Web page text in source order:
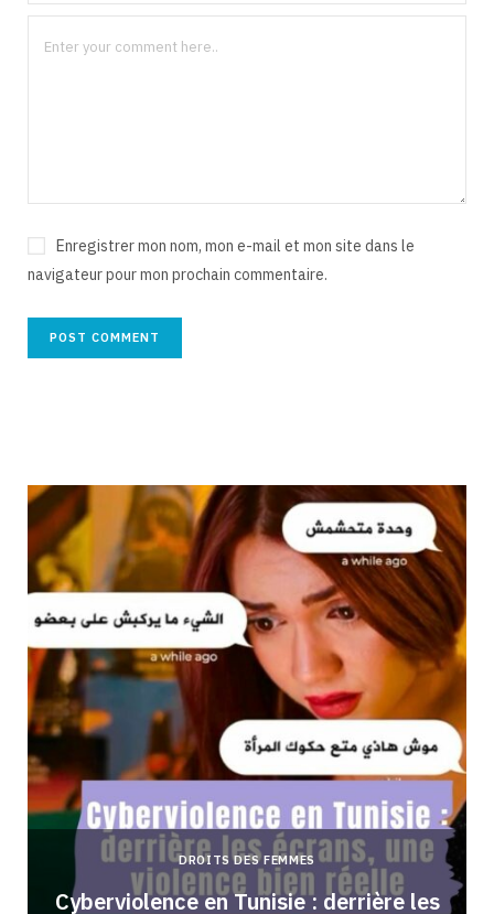
Enregistrer mon nom, mon e-mail et mon site dans le
navigateur pour mon prochain commentaire.
DROITS DES FEMMES
Cyberviolence en Tunisie : derrière les